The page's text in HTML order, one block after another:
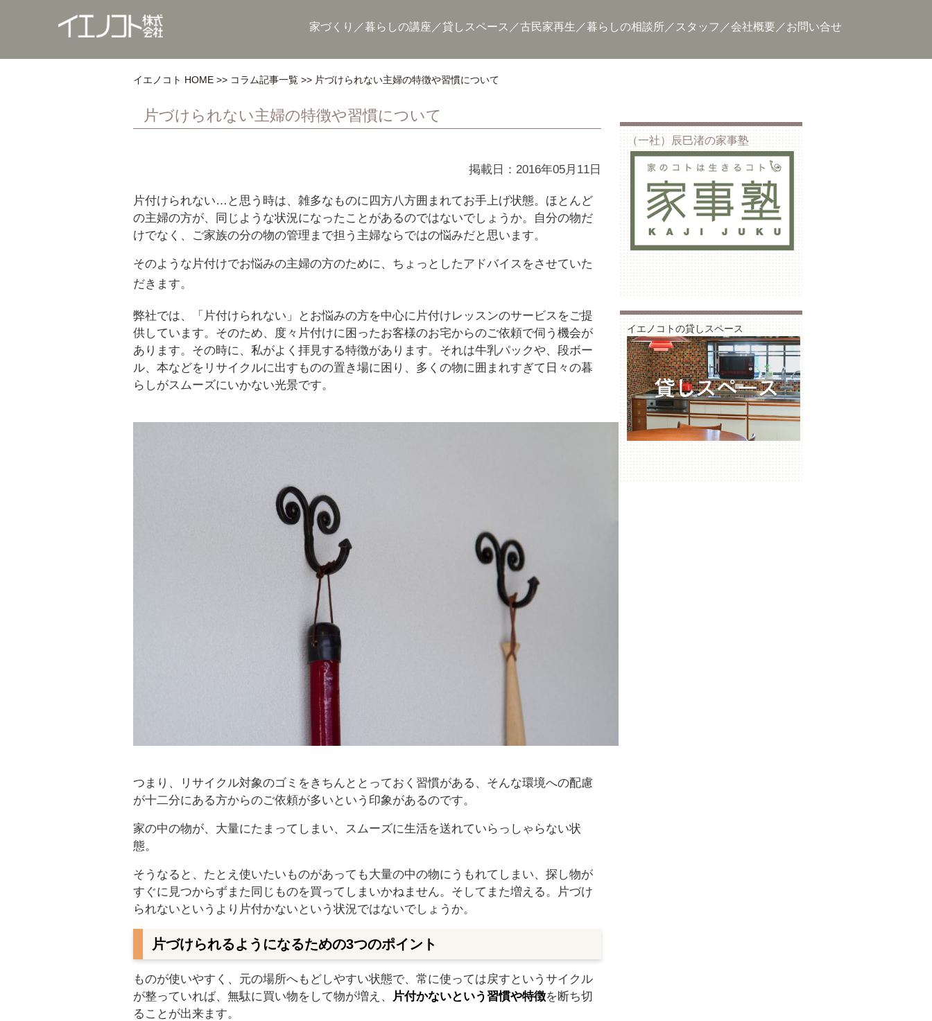
家づくり 暮らしの講座 貸しスペース 古民家再生 暮らしの相談所 スタッフ 会社概要 お問い合せ
イエノコト HOME コラム記事一覧 片づけられない主婦の特徴や習慣について
片づけられない主婦の特徴や習慣について
掲載日：2016年05月11日
片付けられない…と思う時は、雑多なものに四方八方囲まれてお手上げ状態。ほとんど
の主婦の方が、同じような状況になったことがあるのではないでしょうか。自分の物だ
けでなく、ご家族の分の物の管理まで担う主婦ならではの悩みだと思います。
そのような片付けでお悩みの主婦の方のために、ちょっとしたアドバイスをさせていた
だきます。
弊社では、「片付けられない」とお悩みの方を中心に片付けレッスンのサービスをご提
供しています。そのため、度々片付けに困ったお客様のお宅からのご依頼で伺う機会が
あります。その時に、私がよく拝見する特徴があります。それは牛乳パックや、段ボー
ル、本などをリサイクルに出すものの置き場に困り、多くの物に囲まれすぎて日々の暮
らしがスムーズにいかない光景です。
つまり、リサイクル対象のゴミをきちんととっておく習慣がある、そんな環境への配慮
が十二分にある方からのご依頼が多いという印象があるのです。
家の中の物が、大量にたまってしまい、スムーズに生活を送れていらっしゃらない状
態。
そうなると、たとえ使いたいものがあっても大量の中の物にうもれてしまい、探し物が
すぐに見つからずまた同じものを買ってしまいかねません。そしてまた増える。片づけ
られないというより片付かないという状況ではないでしょうか。
片づけられるようになるための3つのポイント
ものが使いやすく、元の場所へもどしやすい状態で、常に使っては戻すというサイクル
が整っていれば、無駄に買い物をして物が増え、
片付かないという習慣や特徴を断ち切
ることが出来ます。
（一社）辰巳渚の家事塾
イエノコトの貸しスペース